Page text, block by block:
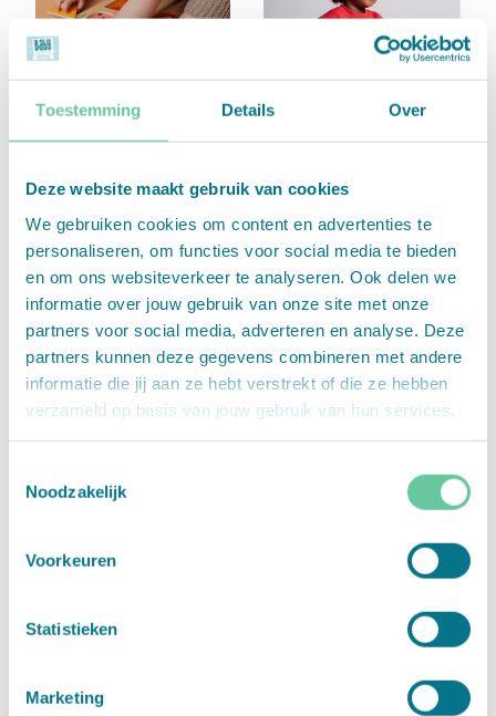
Toestemming Details Over
Deze website maakt gebruik van cookies
We gebruiken cookies om content en advertenties te
personaliseren, om functies voor social media te bieden
en om ons websiteverkeer te analyseren. Ook delen we
informatie over jouw gebruik van onze site met onze
partners voor social media, adverteren en analyse. Deze
partners kunnen deze gegevens combineren met andere
informatie die jij aan ze hebt verstrekt of die ze hebben
verzameld op basis van jouw gebruik van hun services.
Noodzakelijk
Voorkeuren
Statistieken
Marketing
ILOVESPEELGOED.NL SUPERSTELLAR
C&A FOSSY
MIES & CO
PETITE AMÉLIE